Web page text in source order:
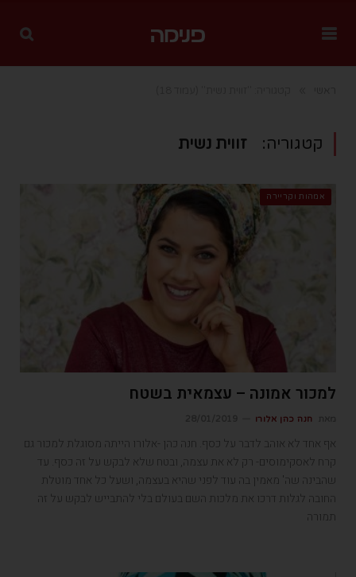
קטגוריה: זווית נשית
אמהות וקריירה
למכור אמונה – עצמאית בשטח
חנה כהן אלורו
אף אחד לא אוהב לדבר על כסף. חנה כהן -אלורו הייתה מסוגלת למכור גם
קרח לאסקימוסים- רק לא את עצמה, ובטח שלא לבקש על זה כסף. עד
שהבינה שה' מאמין בה עוד לפני שהיא בעצמה, ושעל כל אחד מוטלת
החובה לגלות דרכו את מלכות השם בעולם בלי להתבייש לבקש על זה
תמורה